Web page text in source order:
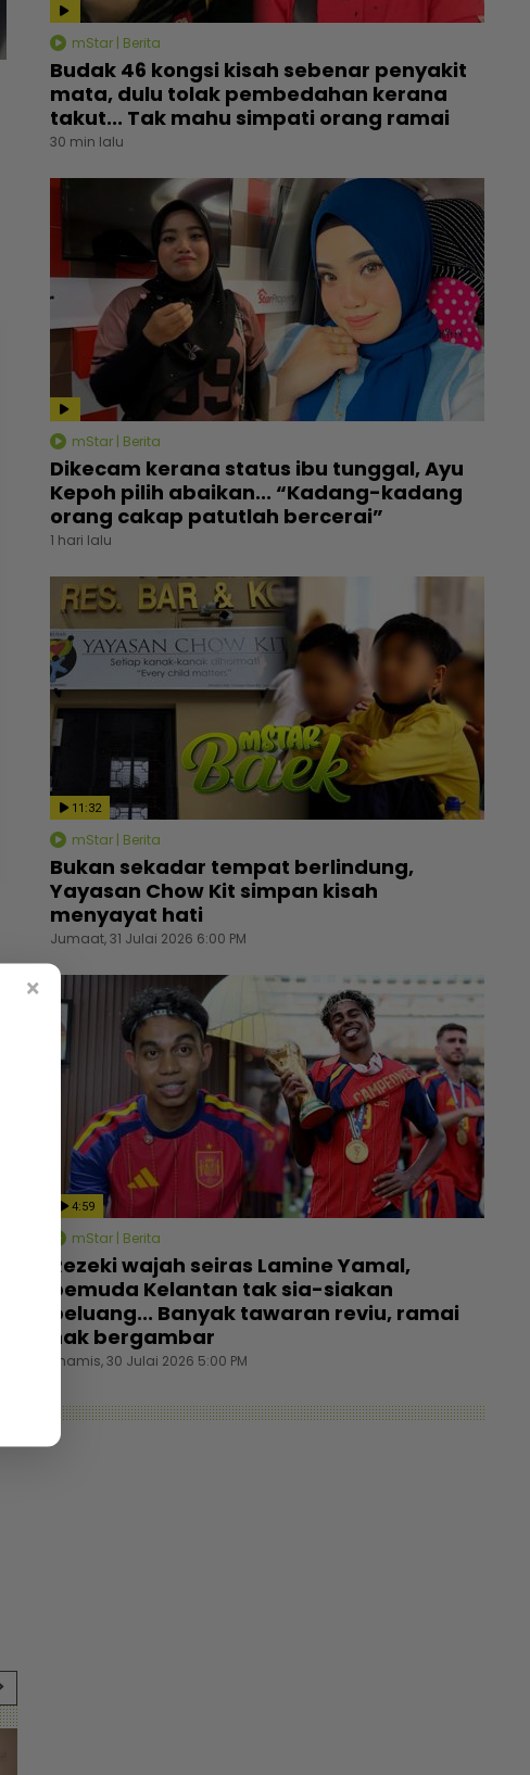
mStar | Berita
Budak 46 kongsi kisah sebenar penyakit
mata, dulu tolak pembedahan kerana
takut... Tak mahu simpati orang ramai
30 min lalu
mStar | Berita
Dikecam kerana status ibu tunggal, Ayu
Kepoh pilih abaikan... “Kadang-kadang
orang cakap patutlah bercerai”
1 hari lalu
11:32
mStar | Berita
Bukan sekadar tempat berlindung,
Yayasan Chow Kit simpan kisah
menyayat hati
Jumaat, 31 Julai 2026 6:00 PM
4:59
mStar | Berita
Rezeki wajah seiras Lamine Yamal,
pemuda Kelantan tak sia-siakan
peluang... Banyak tawaran reviu, ramai
nak bergambar
Khamis, 30 Julai 2026 5:00 PM
×